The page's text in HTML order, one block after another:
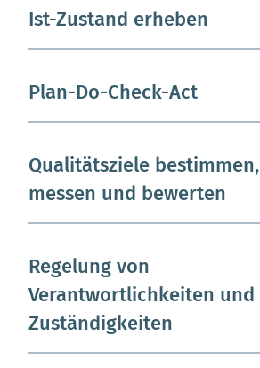
Ist-Zustand erheben
Plan-Do-Check-Act
Qualitätsziele bestimmen,
messen und bewerten
Regelung von
Verantwortlichkeiten und
Zuständigkeiten